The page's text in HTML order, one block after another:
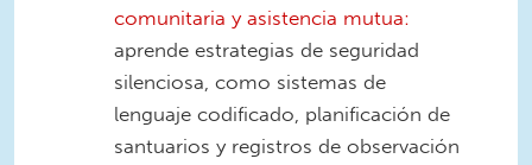
comunitaria y asistencia mutua:
aprende estrategias de seguridad
silenciosa, como sistemas de
lenguaje codificado, planificación de
santuarios y registros de observación